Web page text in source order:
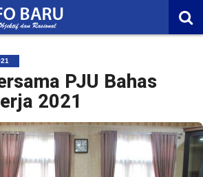
PJU Bahas
2021